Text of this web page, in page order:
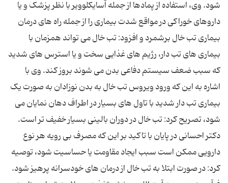
شود. وی، استفاده از پمادها از جمله آسایکلوویر با نظر پزشک و یا
داروهای خوراکی در مواقع شدت بیماری را از جمله راه‌ های درمان
بیماری تب خال برشمرد و افزود: تب خال می ‌تواند همزمان با
بیماری ‌های تب دار، رژیم ‌های غذایی سخت و یا استرس‌ های شدید
که سبب ضعف سیستم دفاعی بدن می ‌شوند بروز کند. وی با
اشاره به این که ورود ویروس تب خال به بدن نوزادان به صورت یک
بیماری تب دار شدید با تاول‌ های بسیار در اطراف دهان نمایان می
‌شود، تصریح کرد: تب خال در دوران بالینی بسیار خفیف ‌تر است.
دکتر احسانی در پایان با تاکید بر این که مصرف بی ‌رویه هر نوع
دارویی ممکن است سبب ایجاد مقاومت یا حساسیت شود، توصیه
کرد: در صورت ابتلا به تب خال از درمان‌ های خودسرانه پرهیز شود.